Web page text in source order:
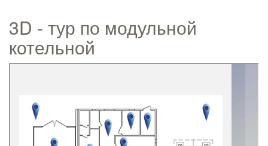
3D - тур по модульной
котельной